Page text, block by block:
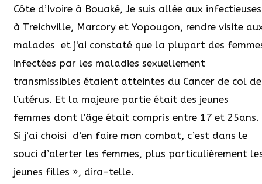
Côte d’Ivoire à Bouaké, Je suis allée aux infectieuses
à Treichville, Marcory et Yopougon, rendre visite
malades et j'ai constaté que la plupart des
infectées par les maladies sexuellement
transmissibles étaient atteintes du Cancer de col de
l’utérus. Et la majeure partie était des jeunes
femmes dont l’âge était compris entre 17 et 25ans.
Si j’ai choisi d’en faire mon combat, c’est dans le
souci d’alerter les femmes, plus particulièrement
jeunes filles », dira-telle.